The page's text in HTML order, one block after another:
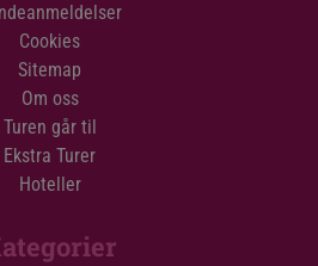
Cookies
Sitemap
Om oss
Turen går til
Ekstra Turer
Hoteller